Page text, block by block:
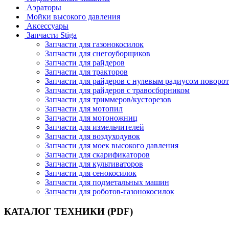
Аэраторы
Мойки высокого давления
Аксессуары
Запчасти Stiga
Запчасти для газонокосилок
Запчасти для снегоуборщиков
Запчасти для райдеров
Запчасти для тракторов
Запчасти для райдеров с нулевым радиусом
Запчасти для райдеров с травосборником
Запчасти для триммеров/кусторезов
Запчасти для мотопил
Запчасти для мотоножниц
Запчасти для измельчителей
Запчасти для воздуходувок
Запчасти для моек высокого давления
Запчасти для скарификаторов
Запчасти для культиваторов
Запчасти для сенокосилок
Запчасти для подметальных машин
Запчасти для роботов-газонокосилок
КАТАЛОГ ТЕХНИКИ (PDF)